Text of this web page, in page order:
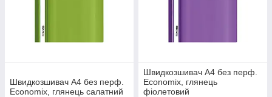
Швидкозшивач А4 без перф.
Economix, глянець салатний
Швидкозшивач А4 без перф.
Economix, глянець
фіолетовий